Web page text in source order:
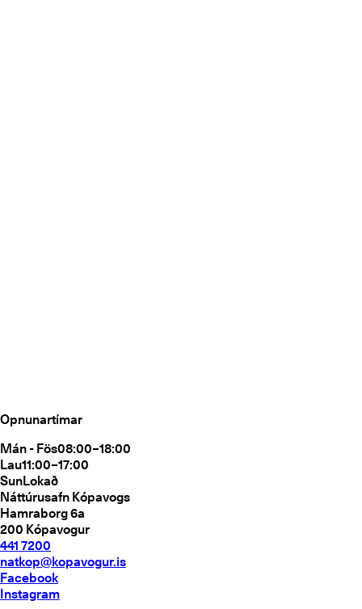
Opnunartímar
Mán - Fös08:00–18:00
Lau11:00–17:00
SunLokað
Náttúrusafn Kópavogs
Hamraborg 6a
200 Kópavogur
441 7200
natkop@kopavogur.is
Facebook
Instagram